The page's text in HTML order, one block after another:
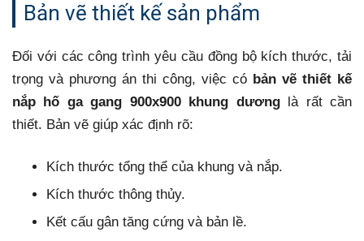
Bản vẽ thiết kế sản phẩm
Đối với các công trình yêu cầu đồng bộ kích thước, tải
trọng và phương án thi công, việc có bản vẽ thiết kế
nắp hố ga gang 900x900 khung dươnglà rất cần
thiết. Bản vẽ giúp xác định rõ:
Kích thước tổng thể của khung và nắp.
Kích thước thông thủy.
Kết cấu gân tăng cứng và bản lề.